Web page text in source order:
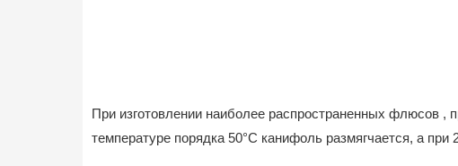
При изготовлении наиболее распространенных флюсов
температуре порядка 50°С канифоль размягчается, а при